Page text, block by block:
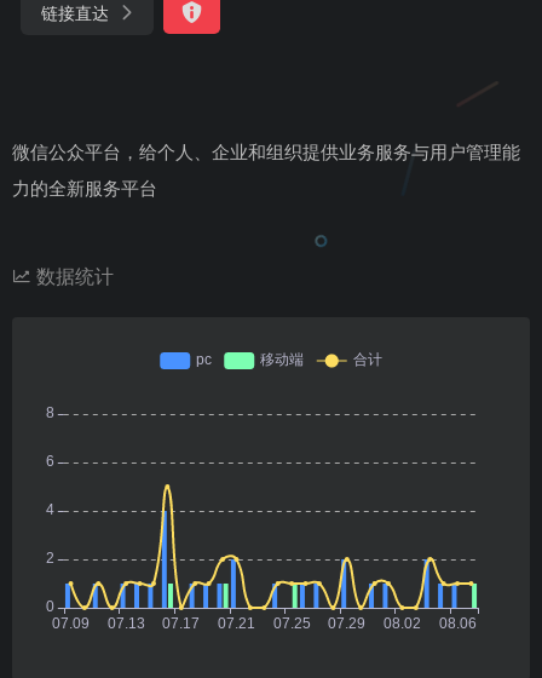
链接直达
微信公众平台，给个人、企业和组织提供业务服务与用户管理能
力的全新服务平台
数据统计